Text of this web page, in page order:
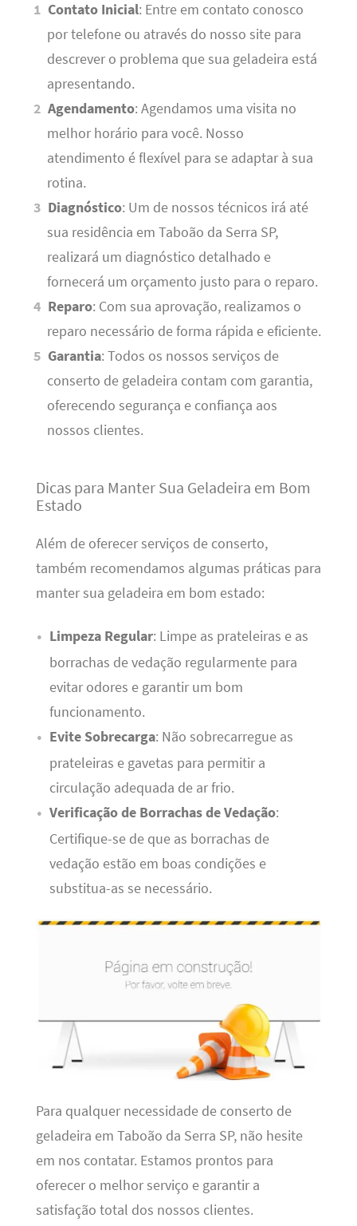
Contato Inicial: Entre em contato conosco
por telefone ou através do nosso site para
descrever o problema que sua geladeira está
apresentando.
Agendamento: Agendamos uma visita no
melhor horário para você. Nosso
atendimento é flexível para se adaptar à sua
rotina.
Diagnóstico: Um de nossos técnicos irá até
sua residência em Taboão da Serra SP,
realizará um diagnóstico detalhado e
fornecerá um orçamento justo para o reparo.
Reparo: Com sua aprovação, realizamos o
reparo necessário de forma rápida e eficiente.
Garantia: Todos os nossos serviços de
conserto de geladeira contam com garantia,
oferecendo segurança e confiança aos
nossos clientes.
Dicas para Manter Sua Geladeira em Bom
Estado
Além de oferecer serviços de conserto,
também recomendamos algumas práticas para
manter sua geladeira em bom estado:
Limpeza Regular: Limpe as prateleiras e as
borrachas de vedação regularmente para
evitar odores e garantir um bom
funcionamento.
Evite Sobrecarga: Não sobrecarregue as
prateleiras e gavetas para permitir a
circulação adequada de ar frio.
Verificação de Borrachas de Vedação:
Certifique-se de que as borrachas de
vedação estão em boas condições e
substitua-as se necessário.
Para qualquer necessidade de conserto de
geladeira em Taboão da Serra SP, não hesite
em nos contatar. Estamos prontos para
oferecer o melhor serviço e garantir a
satisfação total dos nossos clientes.